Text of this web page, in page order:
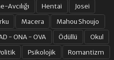
Avcılığı Hentai
Josei
Macera
Mahou Shoujo
- ONA - OVA Ödüllü
Okul
Psikolojik
Romantizm